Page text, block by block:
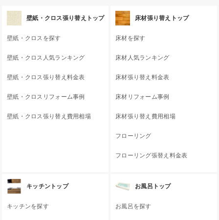
壁紙・クロス張り替えトップ
壁紙・クロスを探す
壁紙・クロス人気ランキング
壁紙・クロス張り替え料金表
壁紙・クロスリフォーム事例
壁紙・クロス張り替え費用相場
床材張り替えトップ
床材を探す
床材人気ランキング
床材張り替え料金表
床材リフォーム事例
床材張り替え費用相場
フローリング
フローリング張替え料金表
キッチントップ
キッチンを探す
お風呂トップ
お風呂を探す